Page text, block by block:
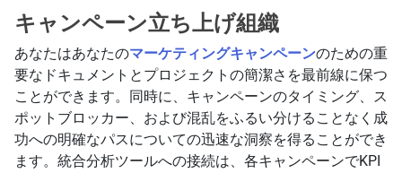
キャンペーン立ち上げ組織
あなたはあなたのマーケティングキャンペーンのための重
要なドキュメントとプロジェクトの簡潔さを最前線に保つ
ことができます。同時に、キャンペーンのタイミング、ス
ポットブロッカー、および混乱をふるい分けることなく成
功への明確なパスについての迅速な洞察を得ることができ
ます。統合分析ツールへの接続は、各キャンペーンでKPI